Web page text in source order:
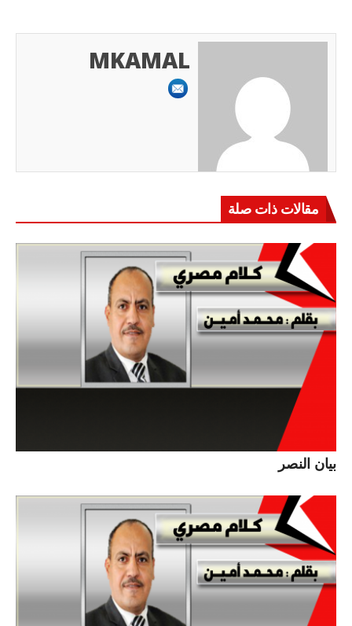
MKAMAL
مقالات ذات صلة
بيان النصر